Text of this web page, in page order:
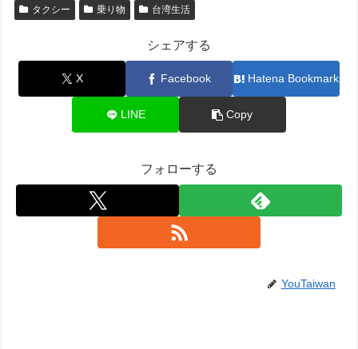
タクシー 乗り物 台湾生活
シェアする
X Facebook Hatena Bookmark
LINE Copy
フォローする
YouTaiwan